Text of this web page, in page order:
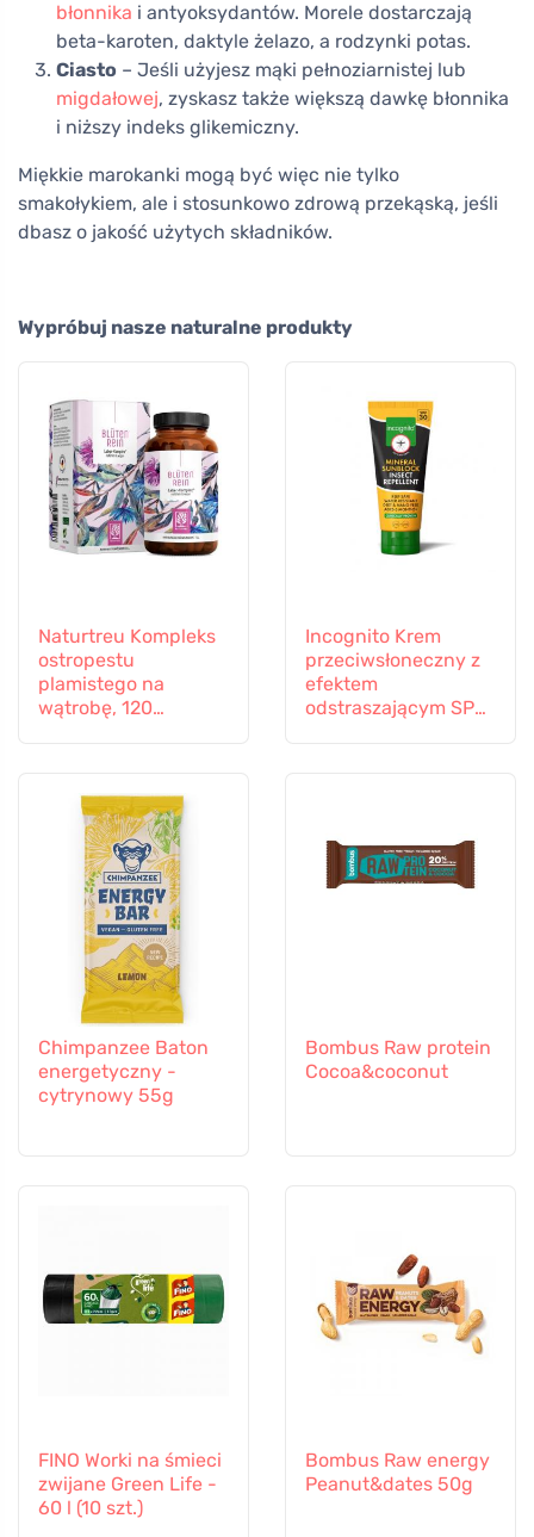
błonnika i antyoksydantów. Morele dostarczają
beta-karoten, daktyle żelazo, a rodzynki potas.
Ciasto – Jeśli użyjesz mąki pełnoziarnistej lub
migdałowej, zyskasz także większą dawkę błonnika
i niższy indeks glikemiczny.
Miękkie marokanki mogą być więc nie tylko
smakołykiem, ale i stosunkowo zdrową przekąską, jeśli
dbasz o jakość użytych składników.
Wypróbuj nasze naturalne produkty
Naturtreu Kompleks
ostropestu
plamistego na
wątrobę, 120
Incognito Krem
przeciwsłoneczny z
efektem
odstraszającym SPF
Chimpanzee Baton
energetyczny -
cytrynowy 55g
Bombus Raw protein
Cocoa&coconut
FINO Worki na śmieci
zwijane Green Life -
60 l (10 szt.)
Bombus Raw energy
Peanut&dates 50g